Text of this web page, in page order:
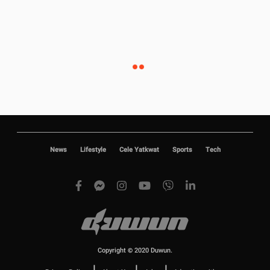
News Lifestyle Cele Yatkwat Sports Tech
Copyright © 2020 Duwun.